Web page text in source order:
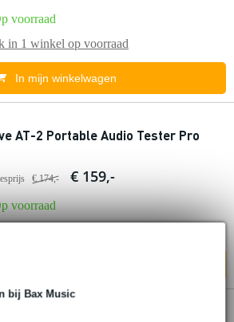
bij Bax Music
voorraad
in 1 winkel op voorraad
In mijn winkelwagen
AT-2 Portable Audio Tester Pro
€ 174,- € 159,-
voorraad